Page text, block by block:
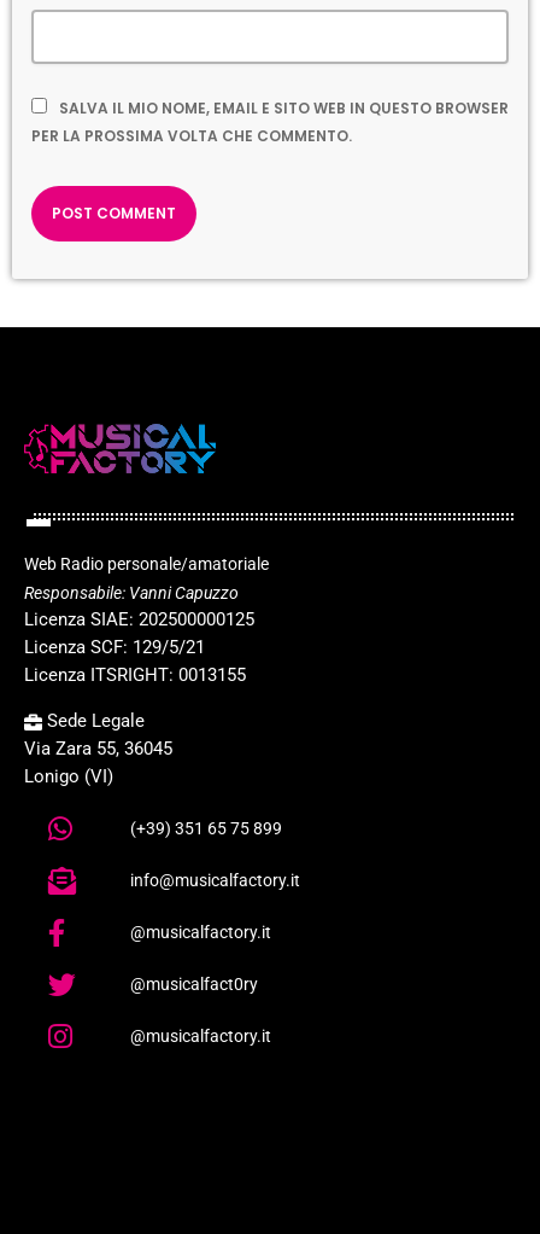
SALVA IL MIO NOME, EMAIL E SITO WEB IN QUESTO BROWSER
PER LA PROSSIMA VOLTA CHE COMMENTO.
Web Radio personale/amatoriale
Responsabile: Vanni Capuzzo
Licenza SIAE: 202500000125
Licenza SCF: 129/5/21
Licenza ITSRIGHT: 0013155
Sede Legale
Via Zara 55, 36045
Lonigo (VI)
(+39) 351 65 75 899
info@musicalfactory.it
@musicalfactory.it
@musicalfact0ry
@musicalfactory.it